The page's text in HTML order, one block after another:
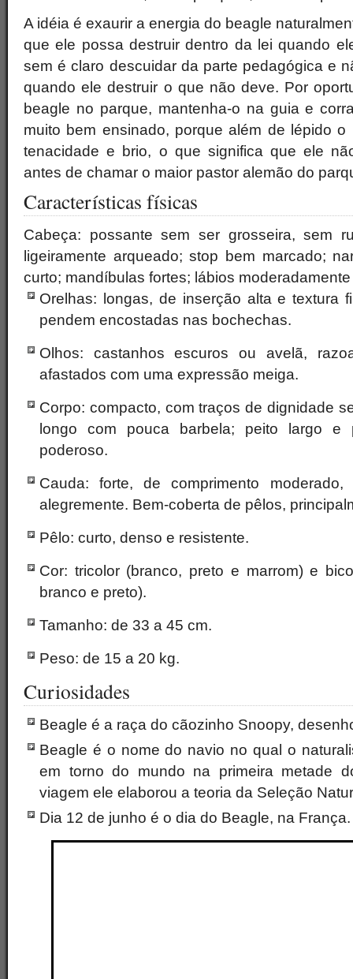
A idéia é exaurir a energia do beagle
que ele possa destruir dentro da lei quando
sem é claro descuidar da parte pedagógica e
quando ele destruir o que não deve. Por
beagle no parque, mantenha-o na guia e
muito bem ensinado, porque além de lépido
tenacidade e brio, o que significa que ele
antes de chamar o maior pastor alemão do
Características físicas
Cabeça: possante sem ser grosseira, sem
ligeiramente arqueado; stop bem marcado;
curto; mandíbulas fortes; lábios
Orelhas: longas, de inserção alta e textura
pendem encostadas nas bochechas.
Olhos: castanhos escuros ou avelã,
afastados com uma expressão meiga.
Corpo: compacto, com traços de dignidade
longo com pouca barbela; peito largo e
poderoso.
Cauda: forte, de comprimento
alegremente. Bem-coberta de pêlos,
Pêlo: curto, denso e resistente.
Cor: tricolor (branco, preto e marrom) e
branco e preto).
Tamanho: de 33 a 45 cm.
Peso: de 15 a 20 kg.
Curiosidades
Beagle é a raça do cãozinho Snoopy,
Beagle é o nome do navio no qual o
em torno do mundo na primeira metade
viagem ele elaborou a teoria da Seleção
Dia 12 de junho é o dia do Beagle, na França.